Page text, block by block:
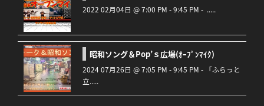
2022 02月04日 @ 7:00 PM - 9:45 PM - .....
昭和ソング＆Pop’ｓ広場(ｵｰﾌﾟﾝﾏｲｸ)
2024 07月26日 @ 7:05 PM - 9:45 PM - 「ふらっと
立.....